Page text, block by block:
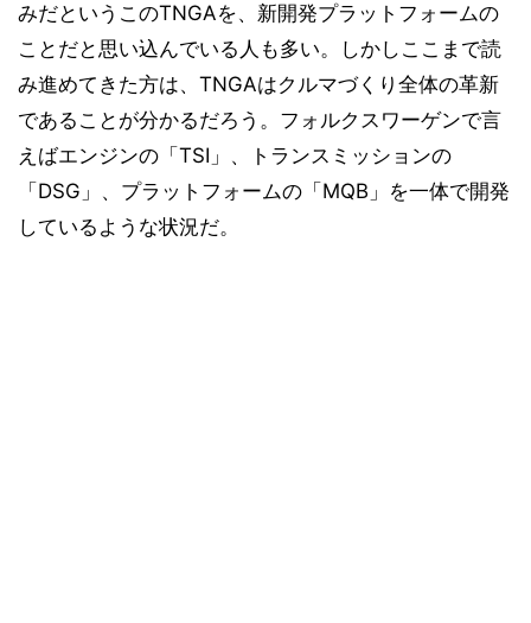
みだというこのTNGAを、新開発プラットフォームの
ことだと思い込んでいる人も多い。しかしここまで読
み進めてきた方は、TNGAはクルマづくり全体の革新
であることが分かるだろう。フォルクスワーゲンで言
えばエンジンの「TSI」、トランスミッションの
「DSG」、プラットフォームの「MQB」を一体で開発
しているような状況だ。